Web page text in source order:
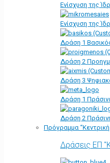
Ενίσχυση της
Ενίσχυση της
Δράση 1
Δράση 2
Δράση 3
Δράση 1
Δράση 2
Πρόγραμμα
Δράσεις ΕΠ